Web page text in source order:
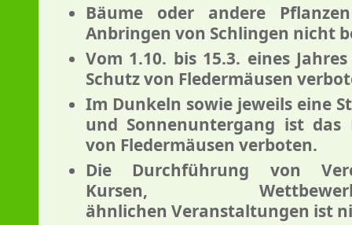
Bäume oder andere
Anbringen von Schlingen nicht
Vom 1.10. bis 15.3. eines
Schutz von Fledermäusen
Im Dunkeln sowie jeweils eine
und Sonnenuntergang ist das
von Fledermäusen verboten.
Die Durchführung von
Kursen,
ähnlichen Veranstaltungen ist